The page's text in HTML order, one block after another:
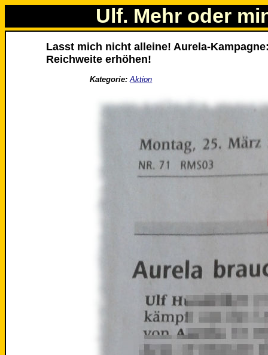
Ulf. Mehr oder
Lasst mich nicht alleine! Aurela-
Reichweite erhöhen!
Kategorie: Aktion